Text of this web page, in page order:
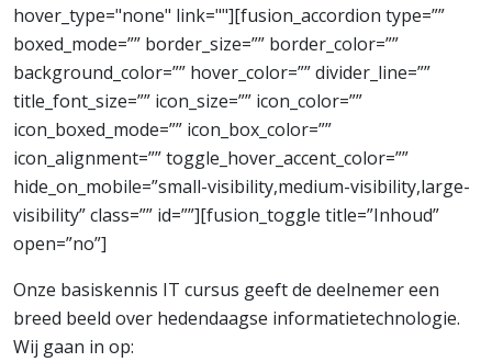
hover_type="none" link=""][fusion_accordion type=””
boxed_mode=”” border_size=”” border_color=””
background_color=”” hover_color=”” divider_line=””
title_font_size=”” icon_size=”” icon_color=””
icon_boxed_mode=”” icon_box_color=””
icon_alignment=”” toggle_hover_accent_color=””
hide_on_mobile=”small-visibility,medium-visibility,large-
visibility” class=”” id=””][fusion_toggle title=”Inhoud”
open=”no”]
Onze basiskennis IT cursus geeft de deelnemer een
breed beeld over hedendaagse informatietechnologie.
Wij gaan in op: